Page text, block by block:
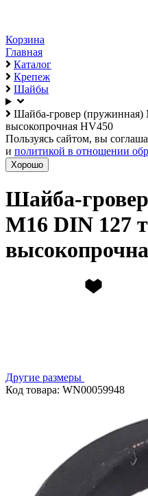
Корзина
Главная
Каталог
Крепеж
Шайбы
Шайба-гровер
высокопрочная HV450
Пользуясь сайтом, вы
и политикой в отношении
Хорошо
Шайба-
М16 DIN 127
Другие размеры
Код товара: WN00059948